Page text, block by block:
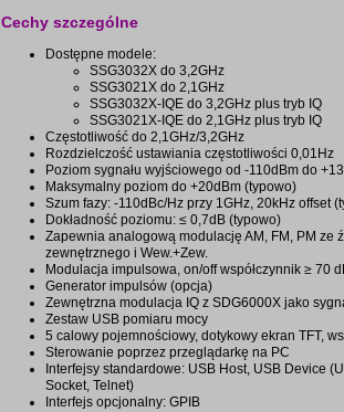
Cechy szczególne
Dostępne modele:
SSG3032X do 3,2GHz
SSG3021X do 2,1GHz
SSG3032X-IQE do 3,2GHz plus tryb IQ
SSG3021X-IQE do 2,1GHz plus tryb IQ
Częstotliwość do 2,1GHz/3,2GHz
Rozdzielczość ustawiania częstotliwości 0,01Hz
Poziom sygnału wyjściowego od -110dBm do
Maksymalny poziom do +20dBm (typowo)
Szum fazy: -110dBc/Hz przy 1GHz, 20kHz offset
Dokładność poziomu: ≤ 0,7dB (typowo)
Zapewnia analogową modulację AM, FM, PM ze
zewnętrznego i Wew.+Zew.
Modulacja impulsowa, on/off współczynnik ≥ 70
Generator impulsów (opcja)
Zewnętrzna modulacja IQ z SDG6000X jako
Zestaw USB pomiaru mocy
5 calowy pojemnościowy, dotykowy ekran TFT,
Sterowanie poprzez przeglądarkę na PC
Interfejsy standardowe: USB Host, USB Device
Socket, Telnet)
Interfejs opcjonalny: GPIB